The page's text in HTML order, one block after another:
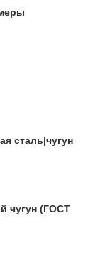
сталь|чугун
чугун (ГОСТ